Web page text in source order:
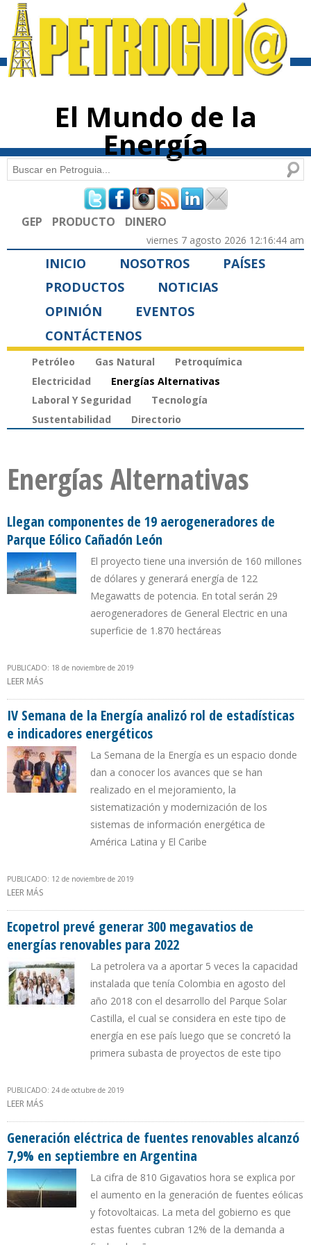
contenido
El Mundo de la
Energía
Formulario de búsqueda
Buscar
GEP PRODUCTO DINERO
viernes 7 agosto 2026 12:16:44 am
INICIO NOSOTROS
PAÍSES
PRODUCTOS
NOTICIAS
OPINIÓN
EVENTOS
CONTÁCTENOS
Petróleo Gas Natural
Petroquímica
Electricidad
Energías Alternativas
Laboral Y Seguridad
Tecnología
Sustentabilidad
Directorio
Energías Alternativas
Llegan componentes de 19 aerogeneradores de
Parque Eólico Cañadón León
El proyecto tiene una inversión de 160 millones
de dólares y generará energía de 122
Megawatts de potencia. En total serán 29
aerogeneradores de General Electric en una
superficie de 1.870 hectáreas
PUBLICADO: 18 de noviembre de 2019
LEER MÁS
IV Semana de la Energía analizó rol de estadísticas
e indicadores energéticos
La Semana de la Energía es un espacio donde
dan a conocer los avances que se han
realizado en el mejoramiento, la
sistematización y modernización de los
sistemas de información energética de
América Latina y El Caribe
PUBLICADO: 12 de noviembre de 2019
LEER MÁS
Ecopetrol prevé generar 300 megavatios de
energías renovables para 2022
La petrolera va a aportar 5 veces la capacidad
instalada que tenía Colombia en agosto del
año 2018 con el desarrollo del Parque Solar
Castilla, el cual se considera en este tipo de
energía en ese país luego que se concretó la
primera subasta de proyectos de este tipo
PUBLICADO: 24 de octubre de 2019
LEER MÁS
Generación eléctrica de fuentes renovables alcanzó
7,9% en septiembre en Argentina
La cifra de 810 Gigavatios hora se explica por
el aumento en la generación de fuentes eólicas
y fotovoltaicas. La meta del gobierno es que
estas fuentes cubran 12% de la demanda a